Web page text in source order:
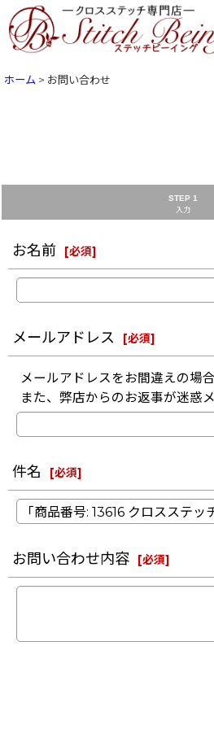
ホーム > お問い合わせ
STEP 1
入力
お名前 [必須]
メールアドレス [必須]
メールアドレスをお間違えの場
また、弊店からのお返事が迷惑
件名 [必須]
お問い合わせ内容 [必須]